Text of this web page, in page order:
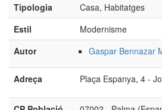
Tipologia
Casa, Habitatges
Estil
Modernisme
Autor
Gaspar Bennazar
Adreça Plaça Espanya, 4 -